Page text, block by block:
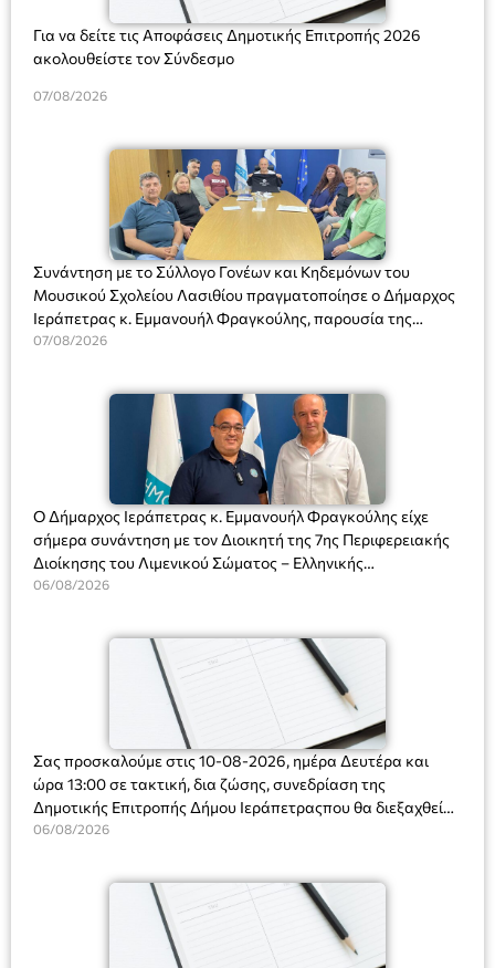
Για να δείτε τις Αποφάσεις Δημοτικής Επιτροπής 2026
ακολουθείστε τον Σύνδεσμο
07/08/2026
Συνάντηση με το Σύλλογο Γονέων και Κηδεμόνων του
Μουσικού Σχολείου Λασιθίου πραγματοποίησε ο Δήμαρχος
Ιεράπετρας κ. Εμμανουήλ Φραγκούλης, παρουσία της
Διευθύντριας του σχολείου κας Μαριάννας Χαΐτα.
07/08/2026
Ο Δήμαρχος Ιεράπετρας κ. Εμμανουήλ Φραγκούλης είχε
σήμερα συνάντηση με τον Διοικητή της 7ης Περιφερειακής
Διοίκησης του Λιμενικού Σώματος – Ελληνικής
Ακτοφυλακής (Λ.Σ.-ΕΛ.ΑΚΤ.), Αρχιπλοίαρχο Λ.Σ. κ. Ιωάννη
06/08/2026
Σας προσκαλούμε στις 10-08-2026, ημέρα Δευτέρα και
ώρα 13:00 σε τακτική, δια ζώσης, συνεδρίαση της
Δημοτικής Επιτροπής Δήμου Ιεράπετραςπου θα διεξαχθεί
στο Δημοτικό Κατάστημα, Δημοκρατίας 31 στην αίθουσα
και λήψη αποφάσεων στα παρακάτω θέματα:
06/08/2026